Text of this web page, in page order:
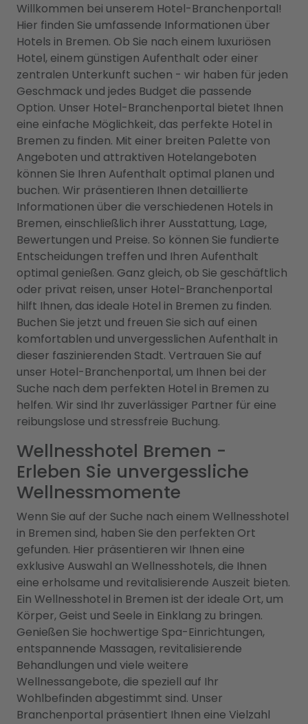
Willkommen bei unserem Hotel-Branchenportal!
Hier finden Sie umfassende Informationen über
Hotels in Bremen. Ob Sie nach einem luxuriösen
Hotel, einem günstigen Aufenthalt oder einer
zentralen Unterkunft suchen - wir haben für jeden
Geschmack und jedes Budget die passende
Option. Unser Hotel-Branchenportal bietet Ihnen
eine einfache Möglichkeit, das perfekte Hotel in
Bremen zu finden. Mit einer breiten Palette von
Angeboten und attraktiven Hotelangeboten
können Sie Ihren Aufenthalt optimal planen und
buchen. Wir präsentieren Ihnen detaillierte
Informationen über die verschiedenen Hotels in
Bremen, einschließlich ihrer Ausstattung, Lage,
Bewertungen und Preise. So können Sie fundierte
Entscheidungen treffen und Ihren Aufenthalt
optimal genießen. Ganz gleich, ob Sie geschäftlich
oder privat reisen, unser Hotel-Branchenportal
hilft Ihnen, das ideale Hotel in Bremen zu finden.
Buchen Sie jetzt und freuen Sie sich auf einen
komfortablen und unvergesslichen Aufenthalt in
dieser faszinierenden Stadt. Vertrauen Sie auf
unser Hotel-Branchenportal, um Ihnen bei der
Suche nach dem perfekten Hotel in Bremen zu
helfen. Wir sind Ihr zuverlässiger Partner für eine
reibungslose und stressfreie Buchung.
Wellnesshotel Bremen -
Erleben Sie unvergessliche
Wellnessmomente
Wenn Sie auf der Suche nach einem Wellnesshotel
in Bremen sind, haben Sie den perfekten Ort
gefunden. Hier präsentieren wir Ihnen eine
exklusive Auswahl an Wellnesshotels, die Ihnen
eine erholsame und revitalisierende Auszeit bieten.
Ein Wellnesshotel in Bremen ist der ideale Ort, um
Körper, Geist und Seele in Einklang zu bringen.
Genießen Sie hochwertige Spa-Einrichtungen,
entspannende Massagen, revitalisierende
Behandlungen und viele weitere
Wellnessangebote, die speziell auf Ihr
Wohlbefinden abgestimmt sind. Unser
Branchenportal präsentiert Ihnen eine Vielzahl